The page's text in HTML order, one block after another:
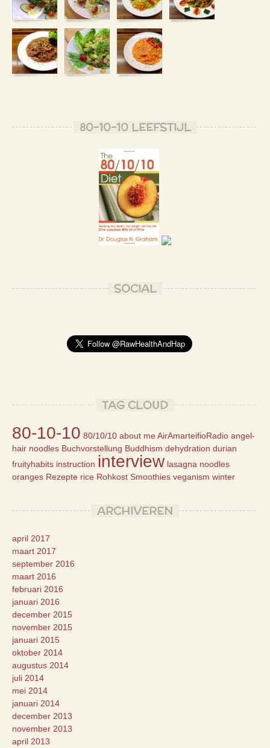
80-10-10 LEEFSTIJL
SOCIAL
TAG CLOUD
80-10-10 80/10/10 about meAirAmarteifioRadio angel-
hair noodles Buchvorstellung Buddhism dehydration durian
fruityhabits instruction interview lasagna noodles
oranges Rezepte rice Rohkost Smoothies veganism winter
ARCHIVEREN
april 2017
maart 2017
september 2016
maart 2016
februari 2016
januari 2016
december 2015
november 2015
januari 2015
oktober 2014
augustus 2014
juli 2014
mei 2014
januari 2014
december 2013
november 2013
april 2013